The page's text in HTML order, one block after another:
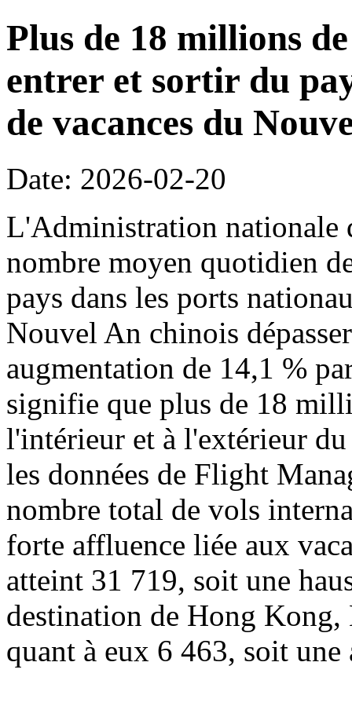
Plus de 18 millions
entrer et sortir du
de vacances du
Date: 2026-02-20
L'Administration nationale
nombre moyen quotidien
pays dans les ports
Nouvel An chinois
augmentation de 14,1 %
signifie que plus de 18
l'intérieur et à l'extérieur
les données de Flight
nombre total de vols
forte affluence liée aux
atteint 31 719, soit une
destination de Hong
quant à eux 6 463, soit